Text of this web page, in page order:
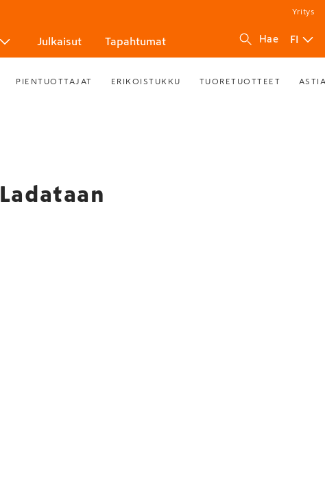
Yritys
Julkaisut Tapahtumat Hae FI
PIENTUOTTAJAT ERIKOISTUKKU TUORETUOTTEET
Ladataan